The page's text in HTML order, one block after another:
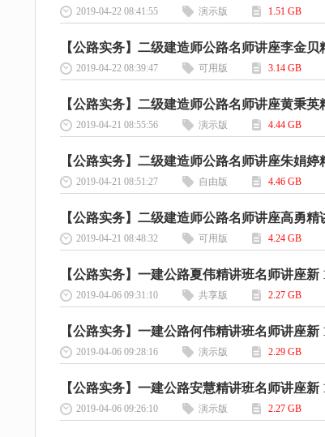
2019-04-22 08:41:55 演示版 1.51 GB
【公路实务】二级建造师公路名师讲座李金贝
2019-04-22 08:39:47 可用版 3.14 GB
【公路实务】二级建造师公路名师讲座黄秉英
2019-04-21 08:55:56 演示版 4.44 GB
【公路实务】二级建造师公路名师讲座朱娟婷
2019-04-21 08:51:27 自由版 4.46 GB
【公路实务】二级建造师公路名师讲座高勇精
2019-04-21 08:48:32 可用版 4.24 GB
【公路实务】一建公路夏伟精讲班名师讲座新
2019-04-06 09:31:10 共享版 2.27 GB
【公路实务】一建公路何伟精讲班名师讲座新
2019-04-06 09:28:16 演示版 2.29 GB
【公路实务】一建公路安慧精讲班名师讲座新
2019-04-06 09:26:10 演示版 2.27 GB